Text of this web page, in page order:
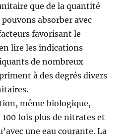
que de la quantité
absorber avec
favorisant le
lire les indications
de nombreux
à des degrés divers
même biologique,
fois plus de nitrates et
une eau courante. La